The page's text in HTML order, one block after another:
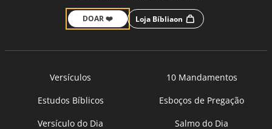
DOAR ❤️ Loja Bíbliaon
Versículos
10 Mandamentos
Estudos Bíblicos
Esboços de Pregação
Versículo do Dia
Salmo do Dia